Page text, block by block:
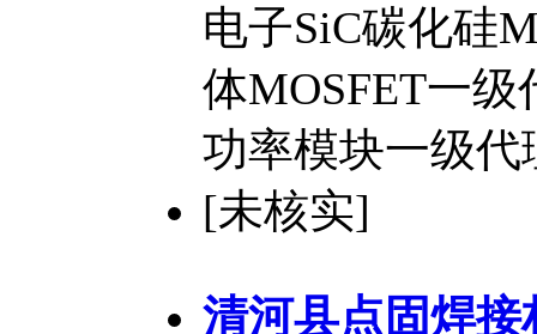
电子SiC碳化硅
体MOSFET一
功率模块一级代
[未核实]
清河县点固焊